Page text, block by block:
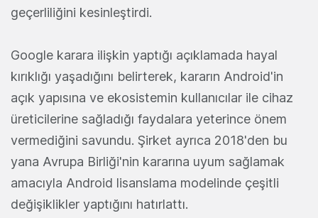
geçerliliğini kesinleştirdi.
Google karara ilişkin yaptığı açıklamada hayal
kırıklığı yaşadığını belirterek, kararın Android'in
açık yapısına ve ekosistemin kullanıcılar ile cihaz
üreticilerine sağladığı faydalara yeterince önem
vermediğini savundu. Şirket ayrıca 2018'den bu
yana Avrupa Birliği'nin kararına uyum sağlamak
amacıyla Android lisanslama modelinde çeşitli
değişiklikler yaptığını hatırlattı.